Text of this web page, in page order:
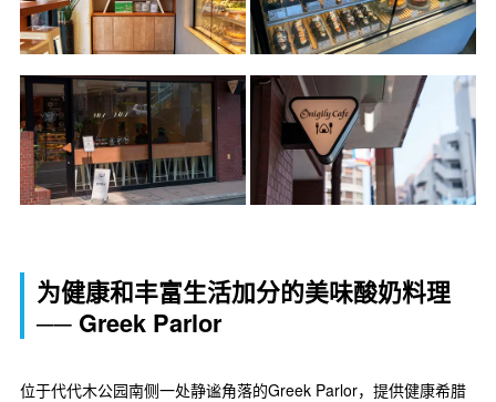
为健康和丰富生活加分的美味酸奶料理
── Greek Parlor
位于代代木公园南侧一处静谧角落的Greek Parlor，提供健康希腊